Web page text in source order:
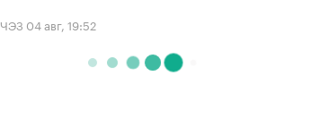
ЧЭЗ 04 авг, 19:52